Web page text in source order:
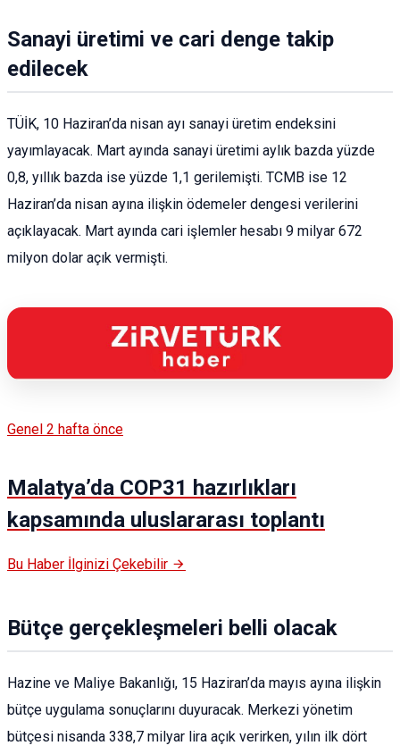
Sanayi üretimi ve cari denge takip
edilecek
TÜİK, 10 Haziran’da nisan ayı sanayi üretim endeksini
yayımlayacak. Mart ayında sanayi üretimi aylık bazda yüzde
0,8, yıllık bazda ise yüzde 1,1 gerilemişti. TCMB ise 12
Haziran’da nisan ayına ilişkin ödemeler dengesi verilerini
açıklayacak. Mart ayında cari işlemler hesabı 9 milyar 672
milyon dolar açık vermişti.
Genel 2 hafta önce
Malatya’da COP31 hazırlıkları
kapsamında uluslararası toplantı
Bu Haber İlginizi Çekebilir
Bütçe gerçekleşmeleri belli olacak
Hazine ve Maliye Bakanlığı, 15 Haziran’da mayıs ayına ilişkin
bütçe uygulama sonuçlarını duyuracak. Merkezi yönetim
bütçesi nisanda 338,7 milyar lira açık verirken, yılın ilk dört